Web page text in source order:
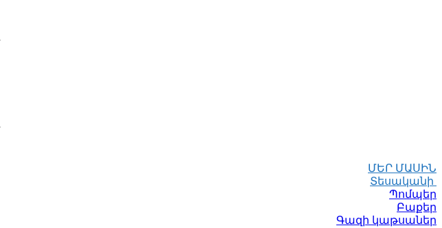
ՄԵՐ ՄԱՍԻՆ
Տեսականի
Պոմպեր
Բաքեր
Գազի կաթսաներ